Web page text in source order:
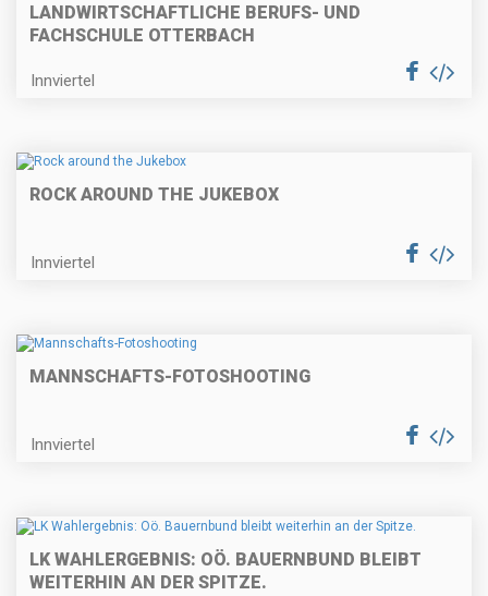
LANDWIRTSCHAFTLICHE BERUFS- UND
FACHSCHULE OTTERBACH
Innviertel
ROCK AROUND THE JUKEBOX
Innviertel
MANNSCHAFTS-FOTOSHOOTING
Innviertel
LK WAHLERGEBNIS: OÖ. BAUERNBUND BLEIBT
WEITERHIN AN DER SPITZE.